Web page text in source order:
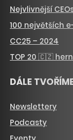
Nejvlivnější
100 největších
CC25 – 2024
TOP 20 🇨🇿
DÁLE
Newslettery
Podcasty